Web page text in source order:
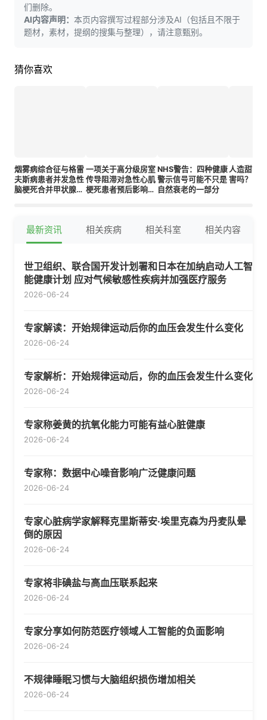
们删除。
AI内容声明： 本页内容撰写过程部分涉及AI（包括且不限于
题材，素材，提纲的搜集与整理），请注意甄别。
猜你喜欢
烟雾病综合征与格雷
夫斯病患者并发急性
脑梗死合并甲状腺危
一项关于高分级房室
传导阻滞对急性心肌
梗死患者预后影响的
NHS警告：四种健康
警示信号可能不只是
自然衰老的一部分
人造甜味
害吗？
最新资讯 相关疾病 相关科室 相关内容
世卫组织、联合国开发计划署和日本在加纳启动人工智
能健康计划 应对气候敏感性疾病并加强医疗服务
2026-06-24
专家解读：开始规律运动后你的血压会发生什么变化
2026-06-24
专家解析：开始规律运动后，你的血压会发生什么变化
2026-06-24
专家称姜黄的抗氧化能力可能有益心脏健康
2026-06-24
专家称：数据中心噪音影响广泛健康问题
2026-06-24
专家心脏病学家解释克里斯蒂安·埃里克森为丹麦队晕
倒的原因
2026-06-24
专家将非碘盐与高血压联系起来
2026-06-24
专家分享如何防范医疗领域人工智能的负面影响
2026-06-24
不规律睡眠习惯与大脑组织损伤增加相关
2026-06-24